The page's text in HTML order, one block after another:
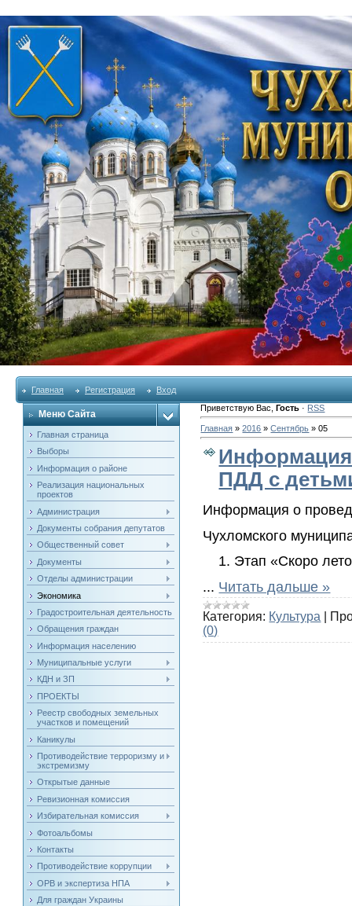
Главная Регистрация Вход
Меню Сайта
Главная страница
Выборы
Информация о районе
Реализация национальных
проектов
Администрация
Документы собрания депутатов
Общественный совет
Документы
Отделы администрации
Экономика
Градостроительная деятельность
Обращения граждан
Информация населению
Муниципальные услуги
КДН и ЗП
ПРОЕКТЫ
Реестр свободных земельных
участков и помещений
Каникулы
Противодействие терроризму и
экстремизму
Открытые данные
Ревизионная комиссия
Избирательная комиссия
Фотоальбомы
Контакты
Противодействие коррупции
ОРВ и экспертиза НПА
Для граждан Украины
Приветствую Вас ,Гость · RSS
Главная »2016 » Сентябрь » 05
Информация
ПДД с
Информация о
Чухломского
Этап «Скоро
... Читать дальше »
Категория: Культура
(0)